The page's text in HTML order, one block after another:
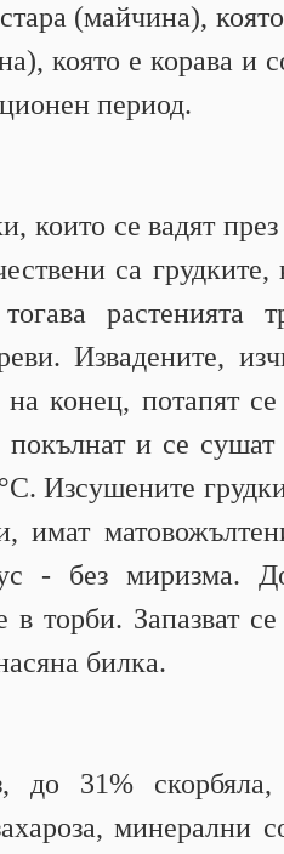
(майчина),
която е корава и
период.
които се вадят
са грудките,
растенията
Извадените,
на конец, потапят
и се сушат
Изсушените
имат
- без миризма.
в торби. Запазват
билка.
до 31%
минерални